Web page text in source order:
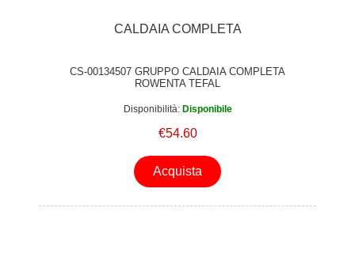
CALDAIA COMPLETA
CS-00134507 GRUPPO CALDAIA COMPLETA
ROWENTA TEFAL
Disponibilità: Disponibile
€54.60
Acquista